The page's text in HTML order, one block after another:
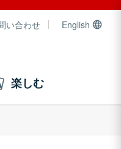
い合わせ English
楽しむ